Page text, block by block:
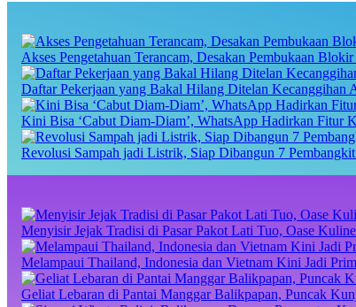
Akses Pengetahuan Terancam, Desakan Pembukaan
Daftar Pekerjaan yang Bakal Hilang Ditelan Kecanggihan
Kini Bisa ‘Cabut Diam-Diam’, WhatsApp Hadirkan Fitur
Revolusi Sampah jadi Listrik, Siap Dibangun 7
Menyisir Jejak Tradisi di Pasar Pakot Lati Tuo, Oase
Melampaui Thailand, Indonesia dan Vietnam Kini Jadi
Geliat Lebaran di Pantai Manggar Balikpapan, Puncak